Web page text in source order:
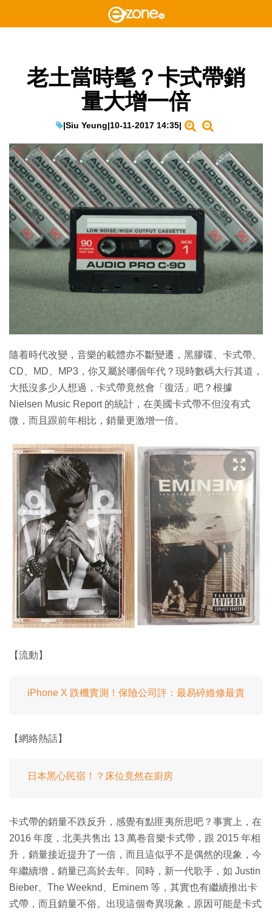
老土當時髦？卡式帶銷
量大增一倍
|Siu Yeung|10-11-2017 14:35|
隨着時代改變，音樂的載體亦不斷變遷，黑膠碟、卡式帶、
CD、MD、MP3，你又屬於哪個年代？現時數碼大行其道，
大抵沒多少人想過，卡式帶竟然會「復活」吧？根據
Nielsen Music Report 的統計，在美國卡式帶不但沒有式
微，而且跟前年相比，銷量更激增一倍。
【流動】
iPhone X 跌機實測！保險公司評：最易碎維修最貴
【網絡熱話】
日本黑心民宿！？床位竟然在廚房
卡式帶的銷量不跌反升，感覺有點匪夷所思吧？事實上，在
2016 年度，北美共售出 13 萬卷音樂卡式帶，跟 2015 年相
升，銷量接近提升了一倍，而且這似乎不是偶然的現象，今
年繼續增，銷量已高於去年。同時，新一代歌手，如 Justin
Bieber、The Weeknd、Eminem 等，其實也有繼續推出卡
式帶，而且銷量不俗。出現這個奇異現象，原因可能是卡式